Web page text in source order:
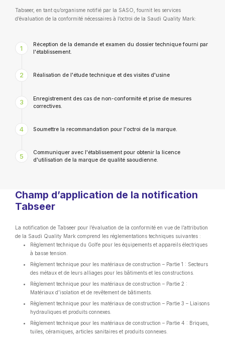
Tabseer, en tant qu’organisme notifié par la SASO, fournit les services
d’évaluation de la conformité nécessaires à l’octroi de la Saudi Quality Mark:
1
Réception de la demande et examen du dossier technique fourni par
l'établissement.
2 Réalisation de l'étude technique et des visites d'usine
3
Enregistrement des cas de non-conformité et prise de mesures
correctives.
4 Soumettre la recommandation pour l'octroi de la marque.
5
Communiquer avec l'établissement pour obtenir la licence
d'utilisation de la marque de qualité saoudienne.
Champ d’application de la notification
Tabseer
La notification de Tabseer pour l’évaluation de la conformité en vue de l’attribution
de la Saudi Quality Mark comprend les réglementations techniques suivantes :
Règlement technique du Golfe pour les équipements et appareils électriques
à basse tension.
Règlement technique pour les matériaux de construction – Partie 1 : Secteurs
des métaux et de leurs alliages pour les bâtiments et les constructions.
Règlement technique pour les matériaux de construction – Partie 2 :
Matériaux d’isolation et de revêtement de bâtiments.
Règlement technique pour les matériaux de construction – Partie 3 – Liaisons
hydrauliques et produits connexes.
Règlement technique pour les matériaux de construction – Partie 4 : Briques,
tuiles, céramiques, articles sanitaires et produits connexes.